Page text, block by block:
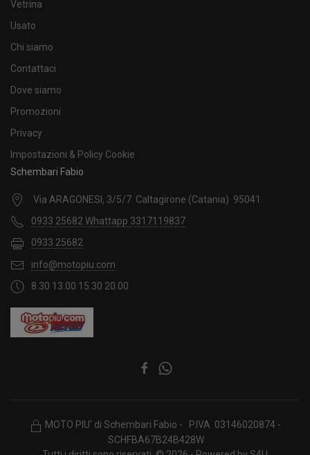
Vetrina
Usato
Chi siamo
Contattaci
Dove siamo
Promozioni
Privacy
Impostazioni & Policy Cookie
Schembari Fabio
Via ARAGONESI, 3/5/7 Caltagirone (Catania) 95041
0933 25682 Whattapp 3317119837
0933 25682
info@motopiu.com
8.30 13.00 15.30 20.00
MOTO PIU' di Schembari Fabio - P.IVA 03146020874 -
SCHFBA67B24B428W